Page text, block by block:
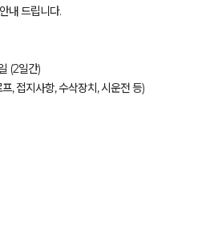
내 드립니다.
(2일간)
, 접지사항, 수삭장치, 시운전 등)